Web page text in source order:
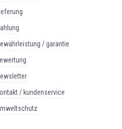
zahlung
gewährleistung / garantie
bewertung
newsletter
kontakt / kundenservice
umweltschutz